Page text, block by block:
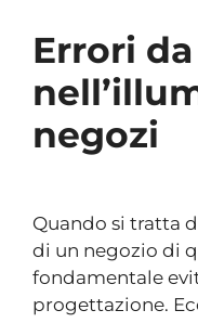
Errori
negozi
Quando si tratta
di un negozio di
fondamentale
progettazione.